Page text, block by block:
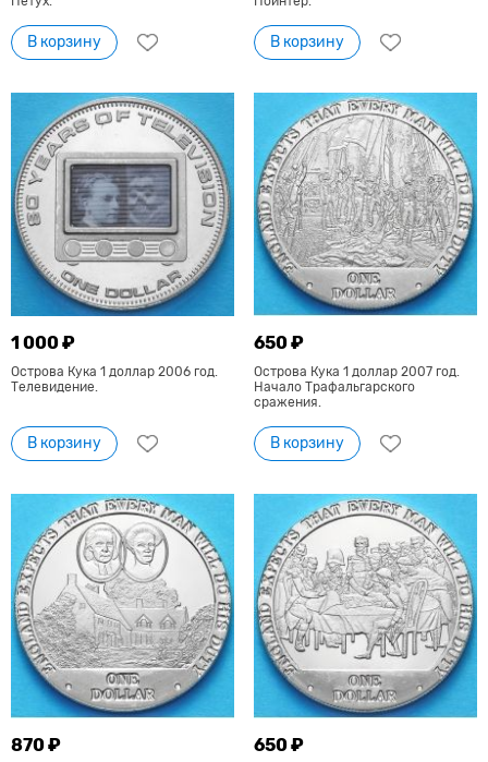
В корзину В корзину
1 000 ₽
Острова Кука 1 доллар 2006 год.
Телевидение.
В корзину
650 ₽
Острова Кука 1 доллар 2007 год.
Начало Трафальгарского
сражения.
В корзину
870 ₽ 650 ₽